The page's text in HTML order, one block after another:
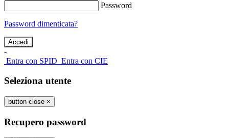
Password
Password dimenticata?
-
Entra con SPID Entra con CIE
Seleziona utente
button close ×
Recupero password